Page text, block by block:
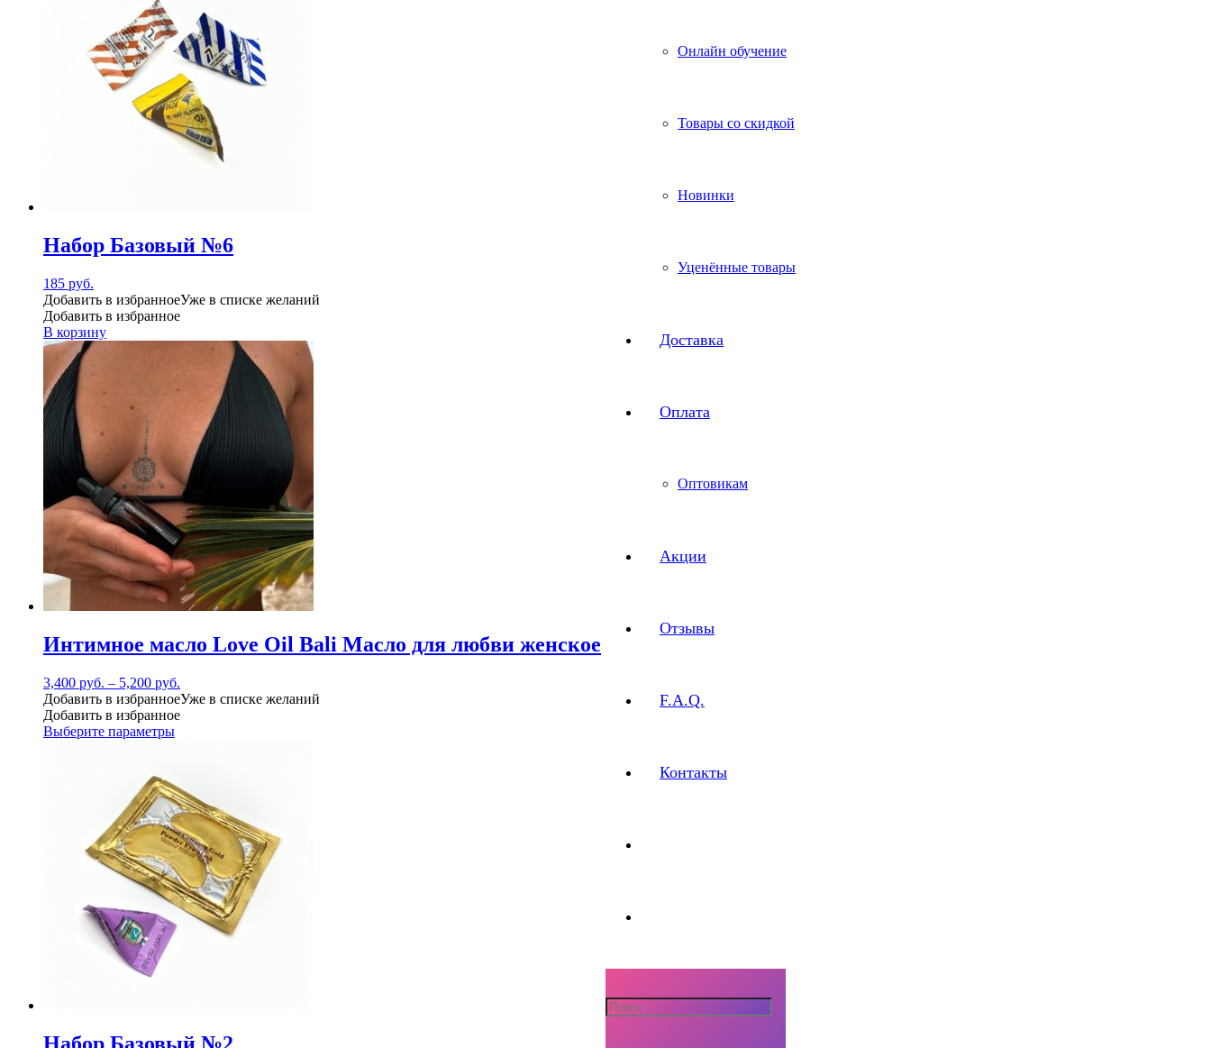
Онлайн обучение
Товары со скидкой
Новинки
Уценённые товары
Доставка
Оплата
Оптовикам
Акции
Отзывы
F.A.Q.
Контакты
Набор Базовый №6
185 руб.
Добавить в избранноеУже в списке желаний
Добавить в избранное
В корзину
Интимное масло Love Oil Bali Масло для любви женское
3,400 руб. – 5,200 руб.
Добавить в избранноеУже в списке желаний
Добавить в избранное
Выберите параметры
Набор Базовый №2